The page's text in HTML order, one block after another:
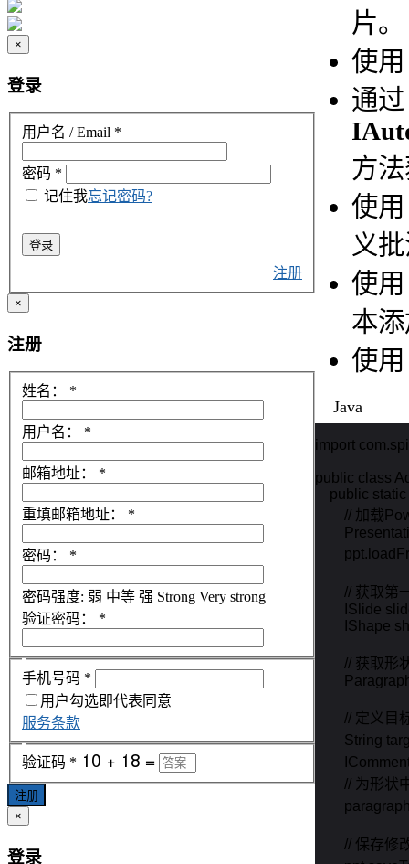
片。
使
通过
方
使
义
使
本
使
Java
import
public class
public
// 加
// 获
ISlide
IShape
// 获
// 定义
String
// 保
×
登录
用户名 / Email *
密码 *
记住我忘记密码?
登录
注册
×
注册
姓名： *
用户名： *
邮箱地址： *
重填邮箱地址： *
密码： *
密码强度: 弱 中等 强 Strong Very strong
验证密码：
*
手机号码 *
用户勾选即代表同意
服务条款
验证码 *
注册
×
登录